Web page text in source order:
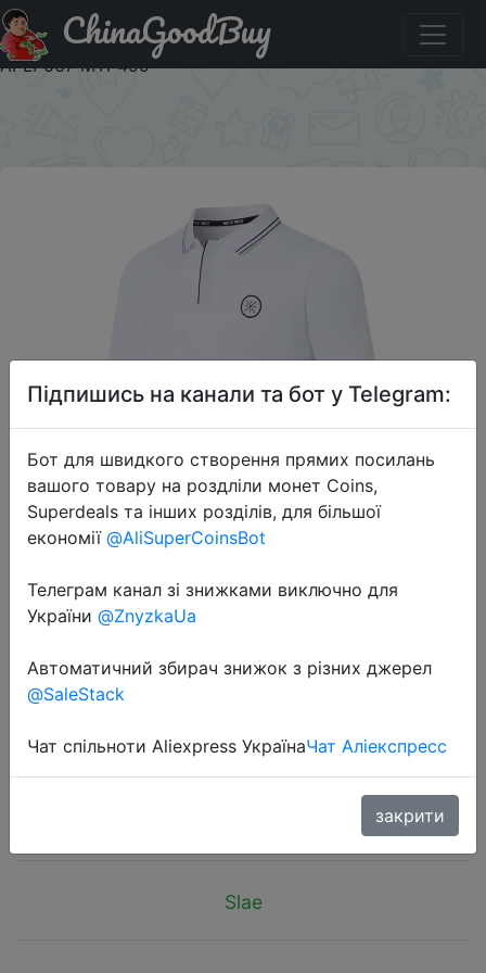
Акція на Li-Ning Men Wade Polo Shirt Breathable 96%
Cotton 4% Spandex LiNing li ning Sports T-shirts Tops
APLP067 MTP499
ChinaGoodBuy
2020-05-17
Breathable 96% Cotton 4% Spandex
LiNing li ning Sports T-shirts Tops
APLP067 MTP499
Slae
Підпишись на канали та бот у Telegram:
Бот для швидкого створення прямих посилань
вашого товару на роздліли монет Coins,
Superdeals та інших розділів, для більшої
економії @AliSuperCoinsBot
Телеграм канал зі знижками виключно для
України @ZnyzkaUa
Автоматичний збирач знижок з різних джерел
@SaleStack
Чат спільноти Aliexpress УкраїнаЧат Аліекспресс
закрити